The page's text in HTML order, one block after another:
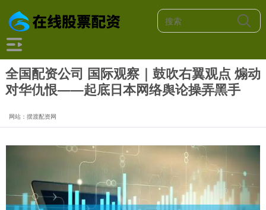
全国配资公司 国际观察｜鼓吹右翼观点 煽动
对华仇恨——起底日本网络舆论操弄黑手
网站：摆渡配资网